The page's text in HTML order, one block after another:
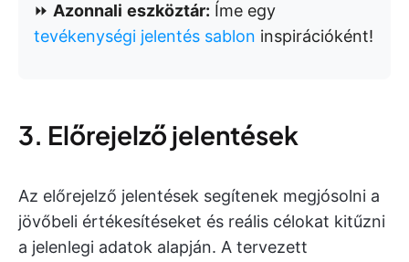
⏩ Azonnali eszköztár: Íme egy
tevékenységi jelentés sablon inspirációként!
3. Előrejelző jelentések
Az előrejelző jelentések segítenek megjósolni a
jövőbeli értékesítéseket és reális célokat kitűzni
a jelenlegi adatok alapján. A tervezett